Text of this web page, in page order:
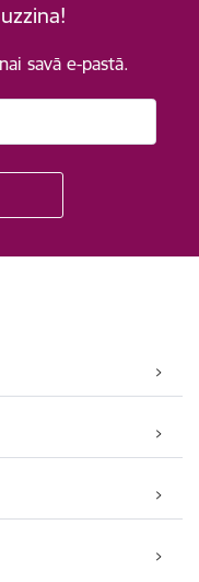
savā e-pastā.